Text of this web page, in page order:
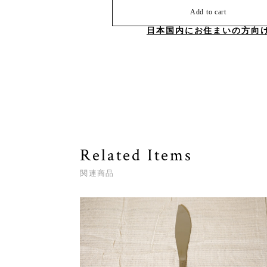
Add to cart
日本国内にお住まいの方向
Related Items
関連商品